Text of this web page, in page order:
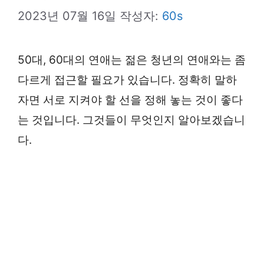
2023년 07월 16일 작성자: 60s
50대, 60대의 연애는 젊은 청년의 연애와는 좀
다르게 접근할 필요가 있습니다. 정확히 말하
자면 서로 지켜야 할 선을 정해 놓는 것이 좋다
는 것입니다. 그것들이 무엇인지 알아보겠습니
다.